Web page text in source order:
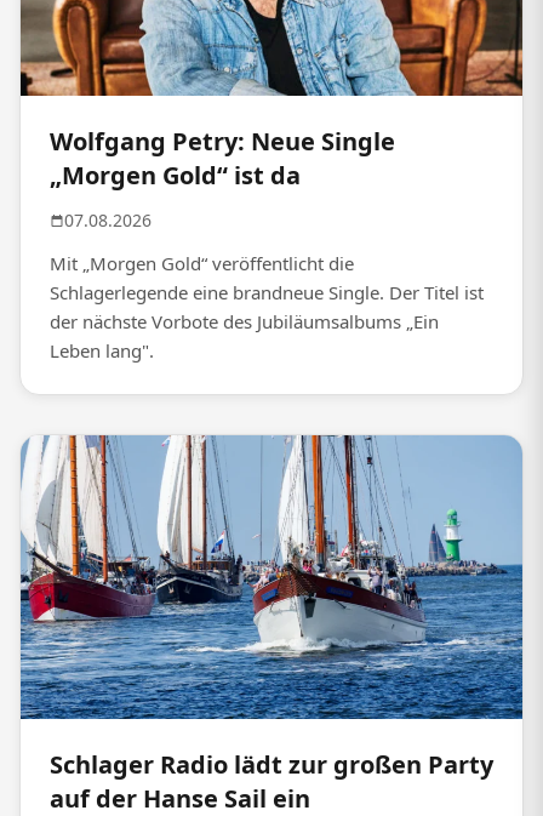
Wolfgang Petry: Neue Single
„Morgen Gold“ ist da
07.08.2026
Mit „Morgen Gold“ veröffentlicht die
Schlagerlegende eine brandneue Single. Der Titel ist
der nächste Vorbote des Jubiläumsalbums „Ein
Leben lang".
Schlager Radio lädt zur großen Party
auf der Hanse Sail ein